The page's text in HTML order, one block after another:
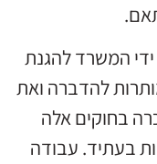
המשרד להגנת
להדברה ואת
בחוקים אלה
בעתיד. עבודה